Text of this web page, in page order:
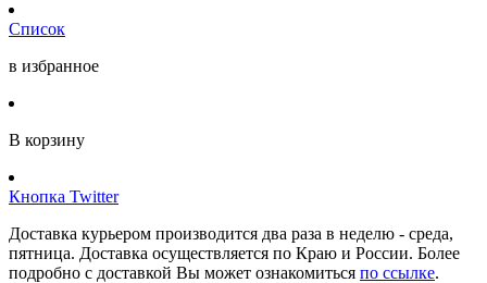
Список
в избранное
В корзину
Кнопка Twitter
Доставка курьером производится два раза в неделю - среда,
пятница. Доставка осуществляется по Краю и России. Более
подробно с доставкой Вы может ознакомиться по ссылке.